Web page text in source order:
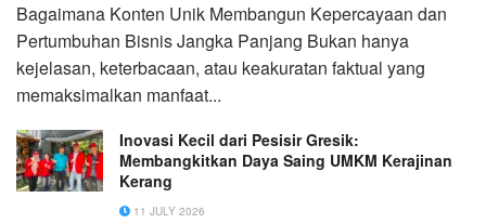
Bagaimana Konten Unik Membangun Kepercayaan dan
Pertumbuhan Bisnis Jangka Panjang Bukan hanya
kejelasan, keterbacaan, atau keakuratan faktual yang
memaksimalkan manfaat...
Inovasi Kecil dari Pesisir Gresik:
Membangkitkan Daya Saing UMKM Kerajinan
Kerang
11 JULY 2026